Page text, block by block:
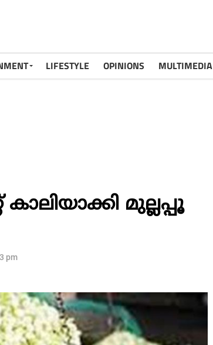
LIFESTYLE OPINIONS MULTIMEDIA
മുല്ലപ്പൂ
pm